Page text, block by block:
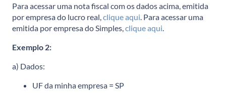
Para acessar uma nota fiscal com os dados acima, emitida
por empresa do lucro real, clique aqui . Para acessar uma
emitida por empresa do Simples, clique aqui
Exemplo 2:
a) Dados:
UF da minha empresa = SP